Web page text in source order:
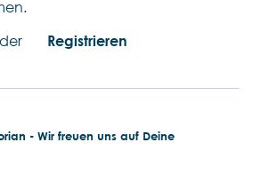
Registrieren
- Wir freuen uns auf Deine